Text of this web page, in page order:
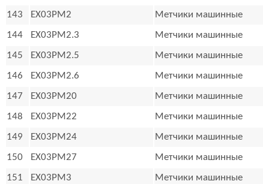
143
EX03PM2
Метчики машинные
144
EX03PM2.3
Метчики машинные
145
EX03PM2.5
Метчики машинные
146
EX03PM2.6
Метчики машинные
147
EX03PM20
Метчики машинные
148
EX03PM22
Метчики машинные
149
EX03PM24
Метчики машинные
150
EX03PM27
Метчики машинные
151
EX03PM3 Метчики машинные